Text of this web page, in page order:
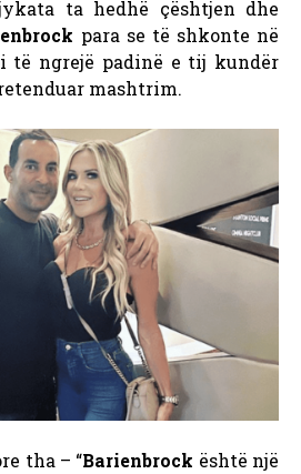
ta hedhë çështjen dhe
para se të shkonte në
të ngrejë padinë e tij kundër
mashtrim.
tha – “Barienbrock është një